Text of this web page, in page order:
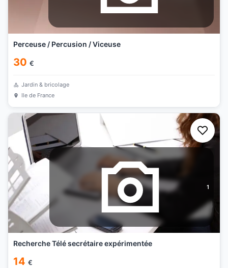
Perceuse / Percusion / Viceuse
30 €
Jardin & bricolage
Ile de France
1
Recherche Télé secrétaire expérimentée
14 €